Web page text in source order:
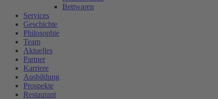
Bettwaren
Services
Geschichte
Philosophie
Team
Aktuelles
Partner
Karriere
Ausbildung
Prospekte
Restaurant